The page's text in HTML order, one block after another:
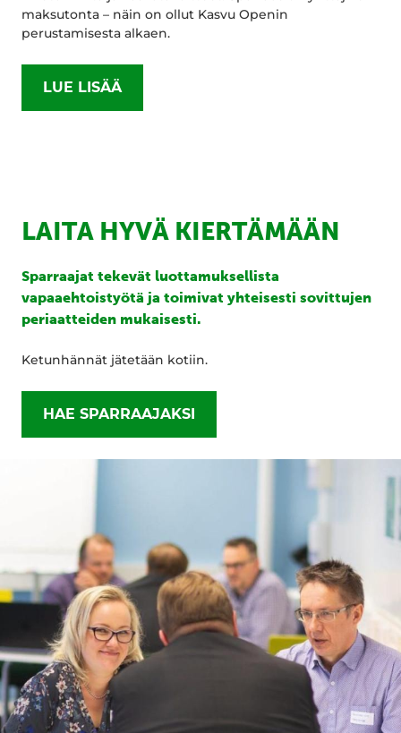
maksutonta – näin on ollut Kasvu Openin
perustamisesta alkaen.
LUE LISÄÄ
LAITA HYVÄ KIERTÄMÄÄN
Sparraajat tekevät luottamuksellista
vapaaehtoistyötä ja toimivat yhteisesti sovittujen
periaatteiden mukaisesti.
Ketunhännät jätetään kotiin.
HAE SPARRAAJAKSI